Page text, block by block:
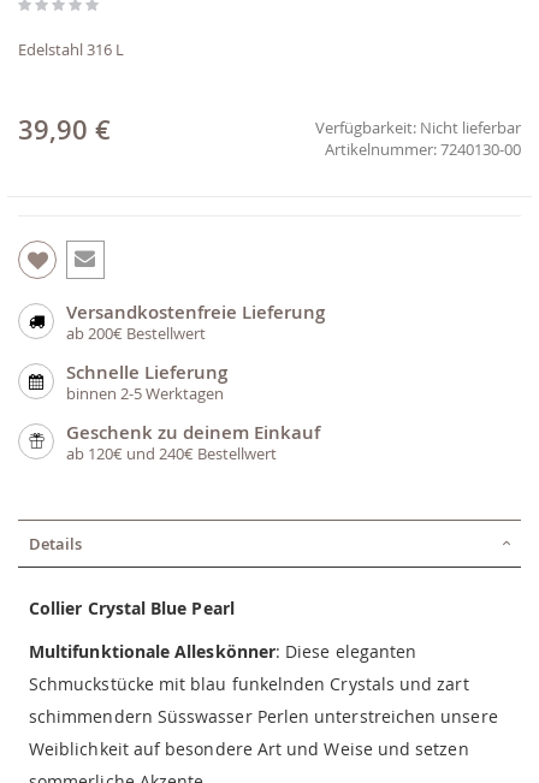
springen
Edelstahl 316 L
39,90 € Verfügbarkeit: Nicht lieferbar
7240130-00
Versandkostenfreie Lieferung
ab 200€ Bestellwert
Schnelle Lieferung
binnen 2-5 Werktagen
Geschenk zu deinem Einkauf
ab 120€ und 240€ Bestellwert
Details
Collier Crystal Blue Pearl
Multifunktionale Alleskönner: Diese eleganten
Schmuckstücke mit blau funkelnden Crystals und zart
schimmendern Süsswasser Perlen unterstreichen unsere
Weiblichkeit auf besondere Art und Weise und setzen